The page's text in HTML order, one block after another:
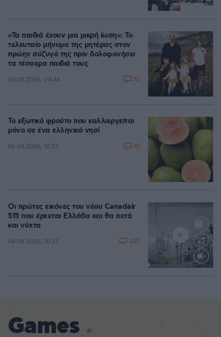
«Τα παιδιά έχουν μια μικρή ίωση»: Το
τελευταίο μήνυμα της μητέρας στον
πρώην σύζυγό της πριν δολοφονήσει
τα τέσσερα παιδιά τους
06.08.2026, 04:44 67
Το εξωτικό φρούτο που καλλιεργείται
μόνο σε ένα ελληνικό νησί
06.08.2026, 10:57 10
Loaded:
Οι πρώτες εικόνες του νέου Canadair
515 που έρχεται Ελλάδα και θα πετά
και νύχτα
06.08.2026, 10:22 220
Games